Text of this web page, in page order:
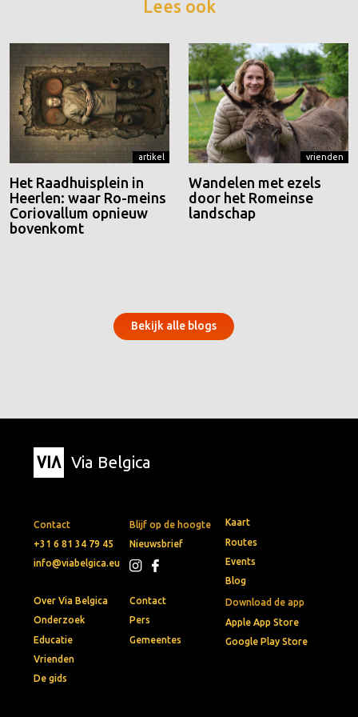
Lees ook
artikel
Het Raadhuisplein in
Heerlen: waar Ro-meins
Coriovallum opnieuw
bovenkomt
vrienden
Wandelen met ezels
door het Romeinse
landschap
Bekijk alle blogs
Via Belgica
Contact
+31 6 81 34 79 45
info@viabelgica.eu
Blijf op de hoogte
Nieuwsbrief
Download de app
Apple App Store
Google Play Store
Kaart
Routes
Events
Blog
Over Via Belgica
Onderzoek
Educatie
Vrienden
De gids
Contact
Pers
Gemeentes